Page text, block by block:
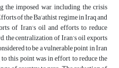
the imposed war, including the crisis
of the Ba’athist regime in Iraq and
of Iran’s oil and efforts to reduce
the centralization of Iran’s oil exports
to be a vulnerable point in Iran
this point was in effort to reduce the